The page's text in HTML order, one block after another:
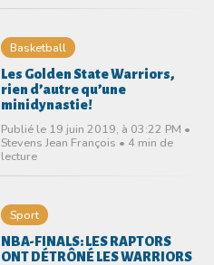
Basketball
Les Golden State Warriors,
rien d’autre qu’une
minidynastie!
Publié le 19 juin 2019, à 03:22 PM •
Stevens Jean François • 4 min de
lecture
Sport
NBA-FINALS: LES RAPTORS
ONT DÉTRÔNÉ LES WARRIORS